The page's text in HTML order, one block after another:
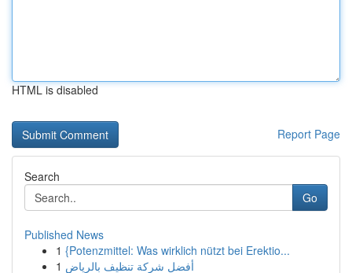
HTML is disabled
Report Page
Search
Go
Published News
1 {Potenzmittel: Was wirklich nützt bei Erektio...
1 أفضل شركة تنظيف بالرياض